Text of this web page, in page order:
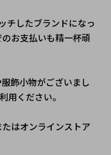
チしたブランドになっ
お支払いも精一杯頑
飾小物がございまし
用ください。
はオンラインストア